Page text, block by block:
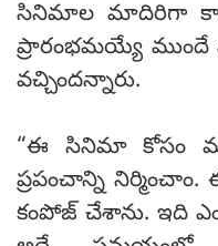
సినిమాల మాదిరిగా
ప్రారంభమయ్యే ముందే
వచ్చిందన్నారు.
“ఈ సినిమా కోసం
ప్రపంచాన్ని నిర్మించాం.
కంపోజ్ చేశాను. ఇది